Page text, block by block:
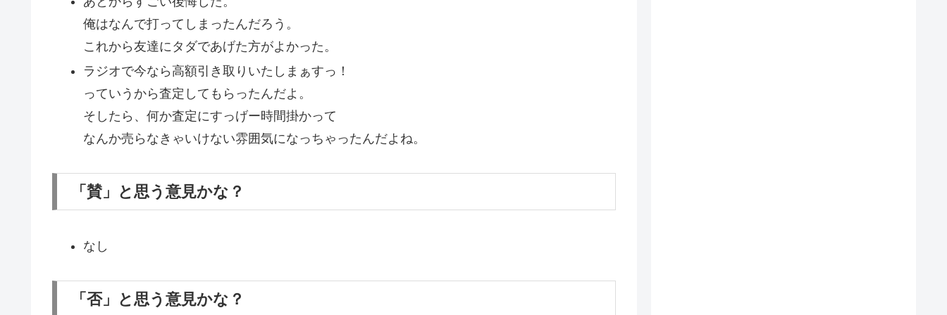
俺はなんで打ってしまったんだろう。
これから友達にタダであげた方がよかった。
ラジオで今なら高額引き取りいたしまぁすっ！
っていうから査定してもらったんだよ。
そしたら、何か査定にすっげー時間掛かって
なんか売らなきゃいけない雰囲気になっちゃったんだよね。
「賛」と思う意見かな？
なし
「否」と思う意見かな？